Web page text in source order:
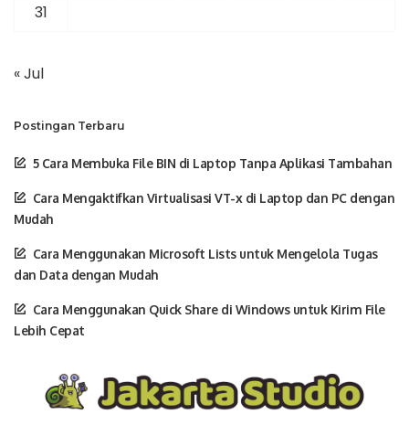
31
« Jul
Postingan Terbaru
5 Cara Membuka File BIN di Laptop Tanpa Aplikasi Tambahan
Cara Mengaktifkan Virtualisasi VT-x di Laptop dan PC dengan
Mudah
Cara Menggunakan Microsoft Lists untuk Mengelola Tugas
dan Data dengan Mudah
Cara Menggunakan Quick Share di Windows untuk Kirim File
Lebih Cepat